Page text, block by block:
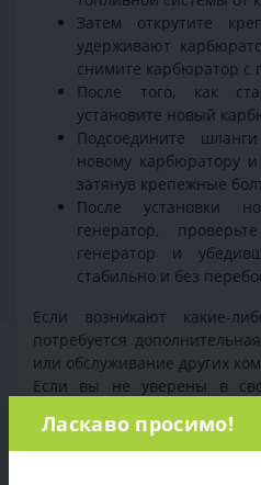
Затем открутите
удерживают
снимите карбюратор с
После того, как
установите новый
Подсоедините
новому карбюратору
затянув крепежные
После установки
генератор,
генератор и
стабильно и без
Если возникают какие-
потребуется
или обслуживание других
Если вы не уверены в
+38 (097) 221-55-40
Ласкаво просимо!